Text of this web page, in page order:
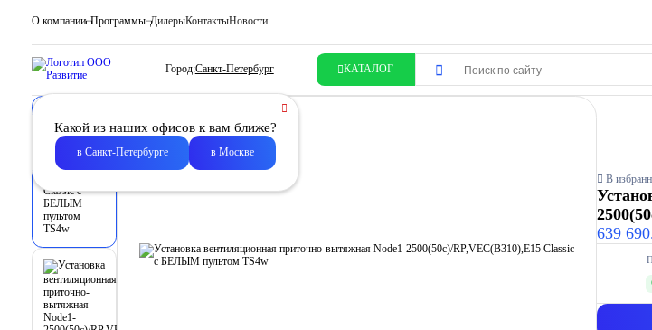
О компании Программы ДилерыКонтактыНовости
Город:Санкт-Петербург КАТАЛОГ
Какой из наших офисов к вам ближе?
в Санкт-Петербурге в Москве
В
639